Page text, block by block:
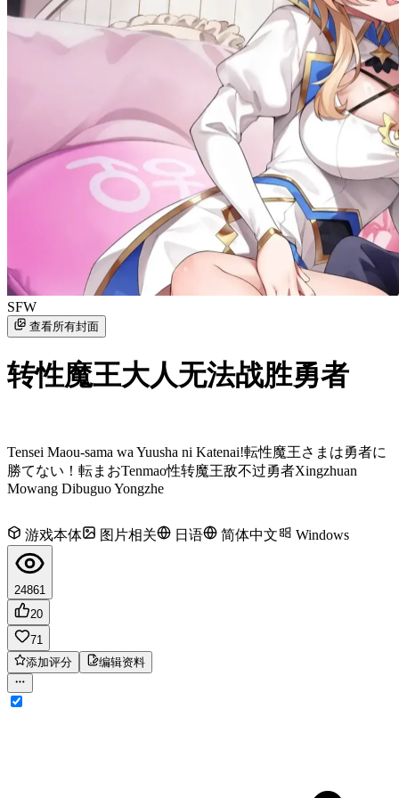
SFW
查看所有封面
转性魔王大人无法战胜勇者
Tensei Maou-sama wa Yuusha ni Katenai!転性魔王さまは勇者に
勝てない！ 転まおTenmao性转魔王敌不过勇者Xingzhuan
Mowang Dibuguo Yongzhe
游戏本体 图片相关 日语 简体中文 Windows
24861
20
71
添加评分
编辑资料